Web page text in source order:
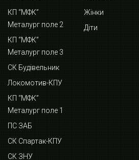
КП “МФК”
Металург поле 2
КП “МФК”
Металург поле 3
СК Будівельник
Локомотив-КПУ
КП “МФК”
Металург поле 1
ПС ЗАБ
СК Спартак-КПУ
СК ЗНУ
Жінки
Діти